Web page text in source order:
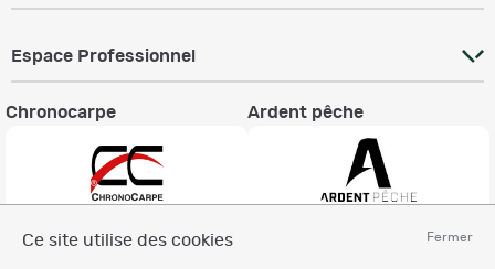
Fermer
Ce site utilise des cookies
Espace Professionnel
Chronocarpe Ardent pêche